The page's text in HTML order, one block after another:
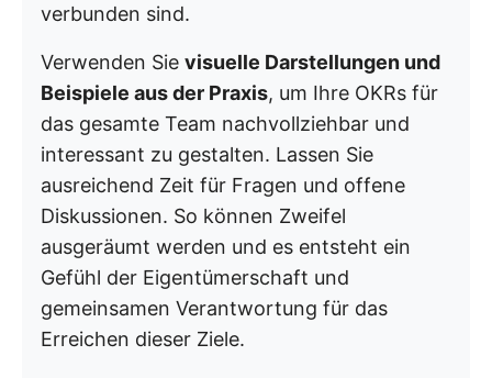
verbunden sind.
Verwenden Sie visuelle Darstellungen und
Beispiele aus der Praxis, um Ihre OKRs für
das gesamte Team nachvollziehbar und
interessant zu gestalten. Lassen Sie
ausreichend Zeit für Fragen und offene
Diskussionen. So können Zweifel
ausgeräumt werden und es entsteht ein
Gefühl der Eigentümerschaft und
gemeinsamen Verantwortung für das
Erreichen dieser Ziele.